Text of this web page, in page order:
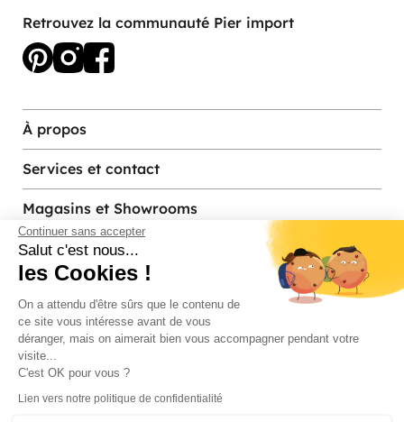
Continuer sans accepter
Salut c'est nous...
les Cookies !
On a attendu d'être sûrs que le contenu de
ce site vous intéresse avant de vous
déranger, mais on aimerait bien vous accompagner pendant votre
visite...
C'est OK pour vous ?
Lien vers notre politique de confidentialité
Retrouvez la communauté Pier import
À propos
Services et contact
Magasins et Showrooms
Modes de paiement acceptés